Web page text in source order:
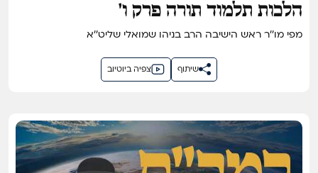
הלכות תלמוד תורה פרק ו'
מפי מו''ר ראש הישיבה הרב בניהו שמואלי שליט''א
צפיה ביוטיוב שיתוף